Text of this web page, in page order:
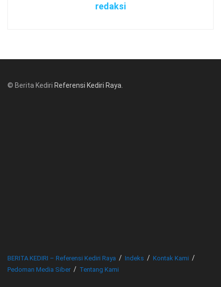
redaksi
© Berita Kediri Referensi Kediri Raya
BERITA KEDIRI – Referensi Kediri Raya Indeks
Kontak Kami
Pedoman Media Siber
Tentang Kami